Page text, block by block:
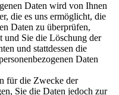
Daten wird von Ihnen
die es uns ermöglicht, die
Daten zu überprüfen,
und Sie die Löschung der
und stattdessen die
Daten
für die Zwecke der
Sie die Daten jedoch zur